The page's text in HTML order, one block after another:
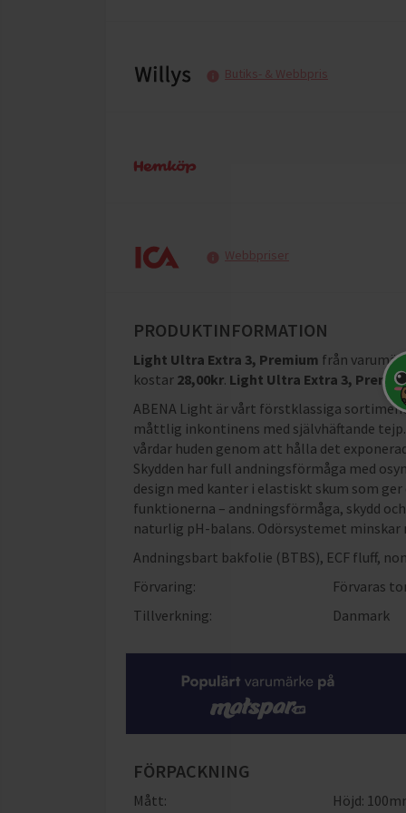
Butiks- & Webbpris
Webbpriser
PRODUKTINFORMATION
Light Ultra Extra 3, Premium från
kostar 28,00kr. Light Ultra Extra 3,
ABENA Light är vårt förstklassiga
måttlig inkontinens med självhäftande tejp.
vårdar huden genom att hålla det
Skydden har full andningsförmåga med
design med kanter i elastiskt skum som
funktionerna – andningsförmåga, skydd
naturlig pH-balans. Odörsystemet minskar
Andningsbart bakfolie (BTBS), ECF fluff,
Förvaring:
Förvaras
Tillverkning:
Danmark
FÖRPACKNING
Mått:
Höjd: